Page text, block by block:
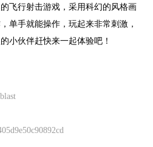
飞行射击游戏，采用科幻的风格画
单手就能操作，玩起来非常刺激，
小伙伴赶快来一起体验吧！